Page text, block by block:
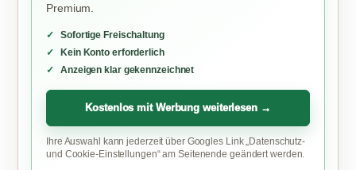
Premium.
Sofortige Freischaltung
Kein Konto erforderlich
Anzeigen klar gekennzeichnet
Kostenlos mit Werbung weiterlesen →
Ihre Auswahl kann jederzeit über Googles Link „Datenschutz-
und Cookie-Einstellungen“ am Seitenende geändert werden.